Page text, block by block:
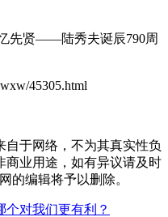
先贤——陆秀夫诞辰790周
45305.html
自于网络，不为其真实性负
商业用途，如有异议请及时
的编辑将予以删除。
个对我们更有利？